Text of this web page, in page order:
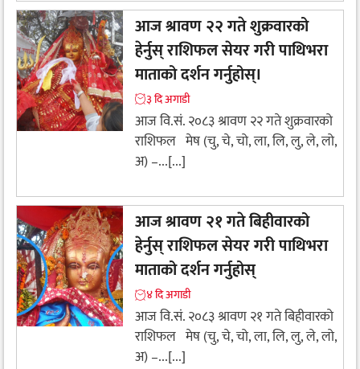
आज श्रावण २२ गते शुक्रवारको
हेर्नुस् राशिफल सेयर गरी पाथिभरा
माताको दर्शन गर्नुहोस्।
३ दि अगाडी
आज वि.सं. २०८३ श्रावण २२ गते शुक्रवारको
राशिफल मेष (चु, चे, चो, ला, लि, लु, ले, लो,
अ) –...[...]
आज श्रावण २१ गते बिहीवारको
हेर्नुस् राशिफल सेयर गरी पाथिभरा
माताको दर्शन गर्नुहोस्
४ दि अगाडी
आज वि.सं. २०८३ श्रावण २१ गते बिहीवारको
राशिफल मेष (चु, चे, चो, ला, लि, लु, ले, लो,
अ) –...[...]